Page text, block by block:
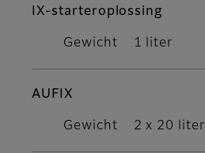
IX-starteroplossing
Gewicht 1 liter
AUFIX
Gewicht 2 x 20 liter